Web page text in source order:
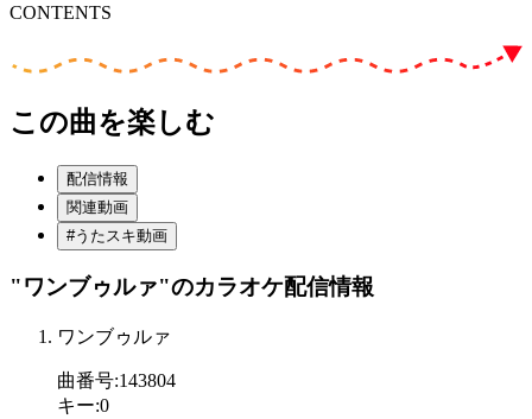
CONTENTS
この曲を楽しむ
配信情報
関連動画
#うたスキ動画
"ワンブゥルァ"のカラオケ配信情報
ワンブゥルァ
曲番号:143804
キー:0